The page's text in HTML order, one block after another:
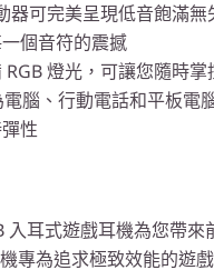
器可完美呈現低音飽滿無
個音符的震撼
燈光，可讓您隨時掌
腦、行動電話和平板電
性
入耳式遊戲耳機為您帶來
專為追求極致效能的遊